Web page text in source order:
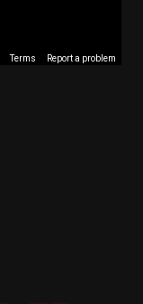
Terms Report a problem